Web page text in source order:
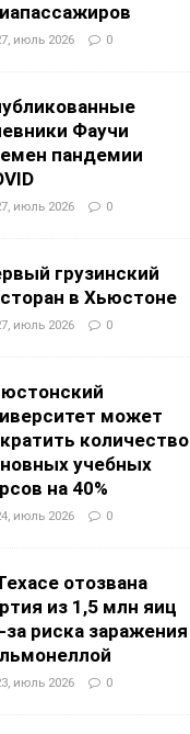
июль 2026 0
Фаучи
пандемии
июль 2026 0
грузинский
в Хьюстоне
июль 2026 0
может
количество
учебных
на 40%
июль 2026 0
отозвана
из 1,5 млн яиц
за риска заражения
июль 2026 0